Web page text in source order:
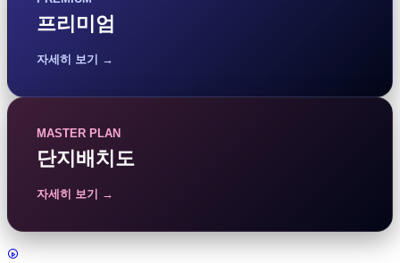
프리미엄
자세히 보기 →
MASTER PLAN
단지배치도
자세히 보기 →